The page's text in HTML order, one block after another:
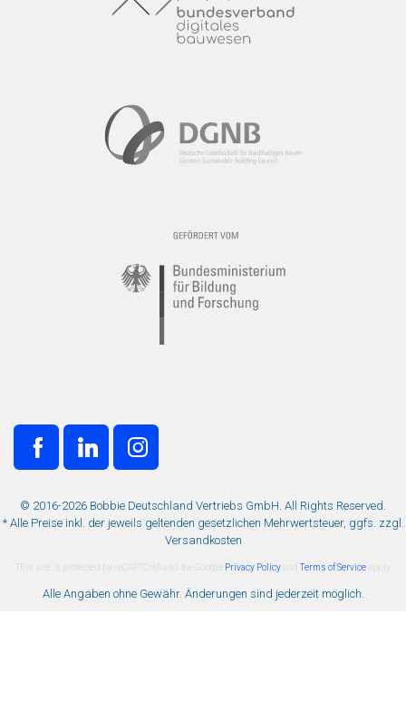
© 2016-2026 Bobbie Deutschland Vertriebs GmbH. All Rights Reserved.
* Alle Preise inkl. der jeweils geltenden gesetzlichen Mehrwertsteuer, ggfs. zzgl.
Versandkosten
This site is protected by reCAPTCHA and the Google Privacy PolicyandTerms of Serviceapply.
Alle Angaben ohne Gewähr. Änderungen sind jederzeit möglich.